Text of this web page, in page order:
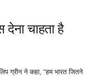
चाहता है
ग्रीन ने कहा, “हम भारत जितने